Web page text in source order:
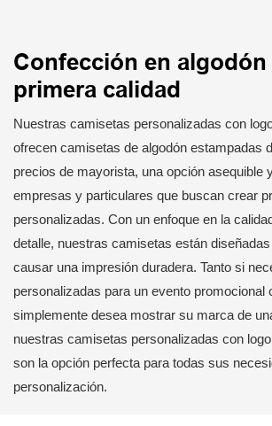
Confección en algodón
primera calidad
Nuestras camisetas personalizadas con
ofrecen camisetas de algodón estampadas
precios de mayorista, una opción asequible
empresas y particulares que buscan crear
personalizadas. Con un enfoque en la
detalle, nuestras camisetas están
causar una impresión duradera. Tanto si
personalizadas para un evento promocional
simplemente desea mostrar su marca de
nuestras camisetas personalizadas con
son la opción perfecta para todas sus
personalización.